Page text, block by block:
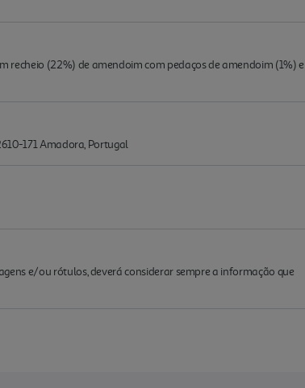
recheio (22%) de amendoim com pedaços de amendoim (1%)
171 Amadora, Portugal
e/ou rótulos, deverá considerar sempre a informação que